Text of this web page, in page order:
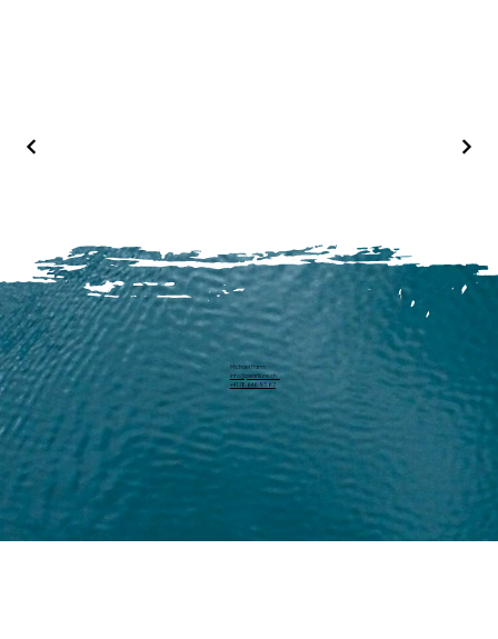
Michael Harm
info@pearllure.ch
+41 78 646 93 62